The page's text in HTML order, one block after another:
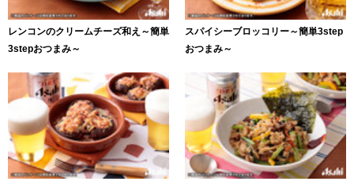
レンコンのクリームチーズ和え～簡単
3stepおつまみ～
スパイシーブロッコリー～簡単3step
おつまみ～